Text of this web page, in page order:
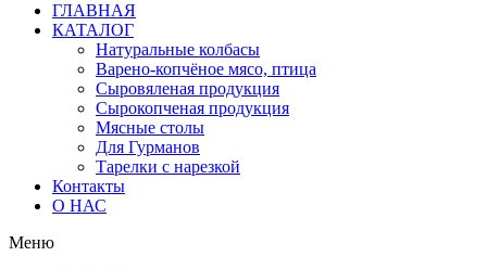
ГЛАВНАЯ
КАТАЛОГ
Натуральные колбасы
Варено-копчёное мясо, птица
Сыровяленая продукция
Сырокопченая продукция
Мясные столы
Для Гурманов
Тарелки с нарезкой
Контакты
О НАС
Меню